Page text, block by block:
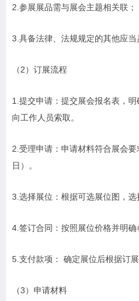
2.参展展品需与展会主题相关联；
3.具备法律、法规规定的其他应当
（2）订展流程
1.提交申请：提交展会报名表，
向工作人员索取。
2.受理申请：申请材料符合展会
日）。
3.选择展位：根据可选展位图，选
4.签订合同：按照展位价格并明确
5.支付款项： 确定展位后根据订展
（3）申请材料